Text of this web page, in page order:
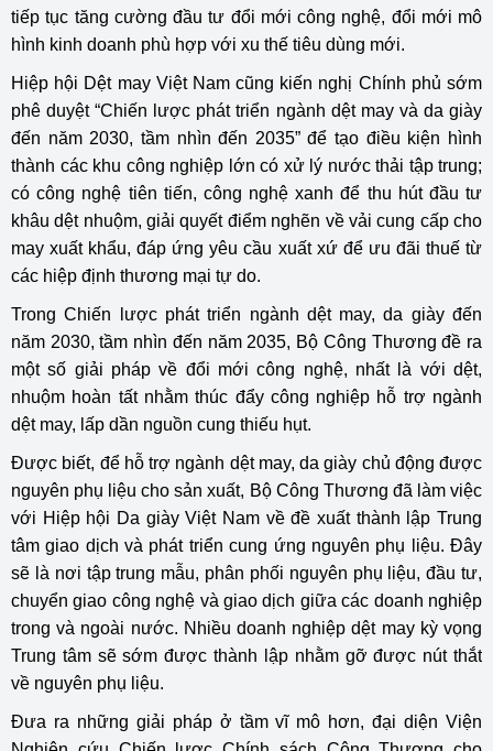
tiếp tục tăng cường đầu tư đổi mới công nghệ, đổi mới mô
hình kinh doanh phù hợp với xu thế tiêu dùng mới.
Hiệp hội Dệt may Việt Nam cũng kiến nghị Chính phủ sớm
phê duyệt “Chiến lược phát triển ngành dệt may và da giày
đến năm 2030, tầm nhìn đến 2035” để tạo điều kiện hình
thành các khu công nghiệp lớn có xử lý nước thải tập trung;
có công nghệ tiên tiến, công nghệ xanh để thu hút đầu tư
khâu dệt nhuộm, giải quyết điểm nghẽn về vải cung cấp cho
may xuất khẩu, đáp ứng yêu cầu xuất xứ để ưu đãi thuế từ
các hiệp định thương mại tự do.
Trong Chiến lược phát triển ngành dệt may, da giày đến
năm 2030, tầm nhìn đến năm 2035, Bộ Công Thương đề ra
một số giải pháp về đổi mới công nghệ, nhất là với dệt,
nhuộm hoàn tất nhằm thúc đẩy công nghiệp hỗ trợ ngành
dệt may, lấp dần nguồn cung thiếu hụt.
Được biết, để hỗ trợ ngành dệt may, da giày chủ động được
nguyên phụ liệu cho sản xuất, Bộ Công Thương đã làm việc
với Hiệp hội Da giày Việt Nam về đề xuất thành lập Trung
tâm giao dịch và phát triển cung ứng nguyên phụ liệu. Đây
sẽ là nơi tập trung mẫu, phân phối nguyên phụ liệu, đầu tư,
chuyển giao công nghệ và giao dịch giữa các doanh nghiệp
trong và ngoài nước. Nhiều doanh nghiệp dệt may kỳ vọng
Trung tâm sẽ sớm được thành lập nhằm gỡ được nút thắt
về nguyên phụ liệu.
Đưa ra những giải pháp ở tầm vĩ mô hơn, đại diện Viện